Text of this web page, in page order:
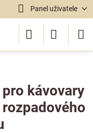
Panel uživatele
kávovary